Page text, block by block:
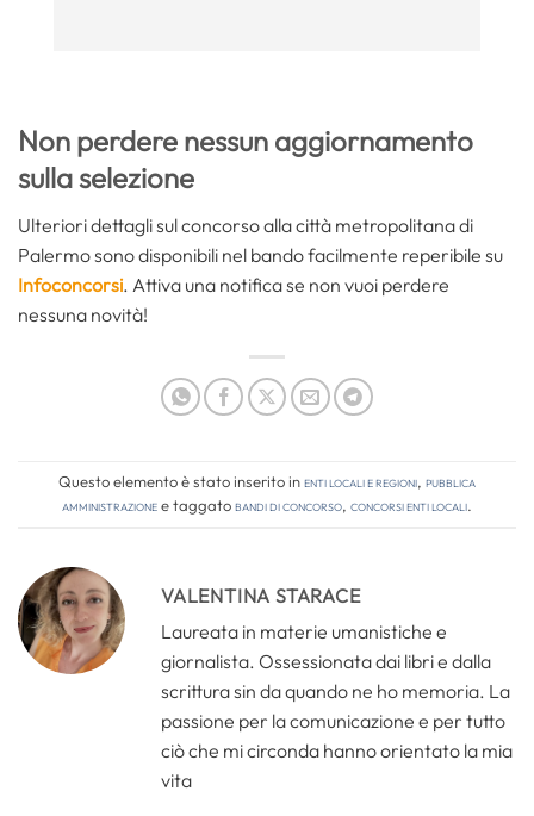
Non perdere nessun aggiornamento
sulla selezione
Ulteriori dettagli sul concorso alla città metropolitana di
Palermo sono disponibili nel bando facilmente reperibile su
Infoconcorsi. Attiva una notifica se non vuoi perdere
nessuna novità!
Questo elemento è stato inserito inEnti locali e regioni, Pubblica
amministrazionee taggatobandi di concorso, concorsi enti locali.
VALENTINA STARACE
Laureata in materie umanistiche e
giornalista. Ossessionata dai libri e dalla
scrittura sin da quando ne ho memoria. La
passione per la comunicazione e per tutto
ciò che mi circonda hanno orientato la mia
vita